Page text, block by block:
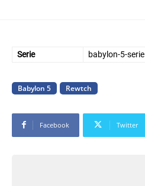
Serie babylon-5-serie
Babylon 5 Rewtch
Facebook Twitter